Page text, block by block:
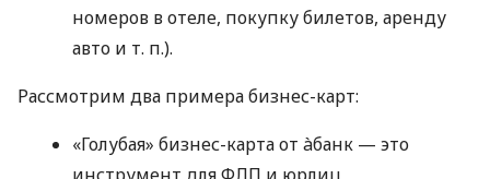
номеров в отеле, покупку билетов, аренду
авто и т. п.).
Рассмотрим два примера бизнес-карт:
«Голубая» бизнес-карта от àбанк — это